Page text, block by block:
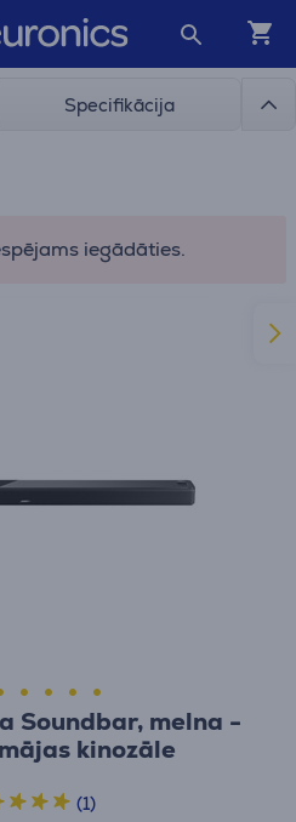
Specifikācija
iegādāties.
Soundbar, melna -
kinozāle
(1)